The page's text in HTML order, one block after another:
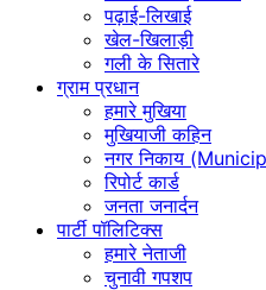
पढ़ाई-लिखाई
खेल-खिलाड़ी
गली के सितारे
ग्राम प्रधान
हमारे मुखिया
मुखियाजी कहिन
नगर निकाय
रिपोर्ट कार्ड
जनता जनार्दन
पार्टी पॉलिटिक्स
हमारे नेताजी
चुनावी गपशप